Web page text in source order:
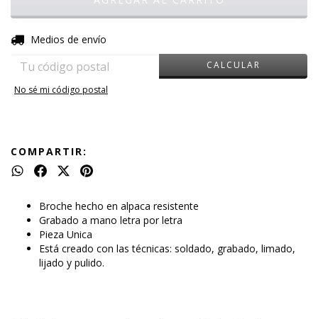
Entregas para el CP:
Medios de envío
CALCULAR
No sé mi código postal
COMPARTIR:
Broche hecho en alpaca resistente
Grabado a mano letra por letra
Pieza Unica
Está creado con las técnicas: soldado, grabado, limado,
lijado y pulido.